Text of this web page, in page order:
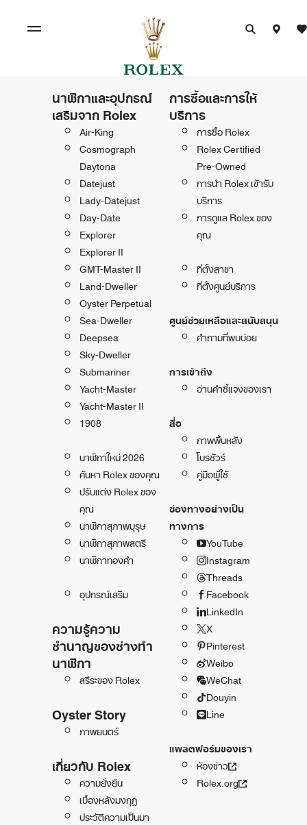
นาฬิกาและอุปกรณ์
เสริมจาก Rolex
Air-King
Cosmograph
Daytona
Datejust
Lady-Datejust
Day-Date
Explorer
Explorer II
GMT-Master II
Land-Dweller
Oyster Perpetual
Sea-Dweller
Deepsea
Sky-Dweller
Submariner
Yacht-Master
Yacht-Master II
1908
นาฬิกาใหม่ 2026
ค้นหา Rolex ของคุณ
ปรับแต่ง Rolex ของ
คุณ
นาฬิกาสุภาพบุรุษ
นาฬิกาสุภาพสตรี
นาฬิกาทองคำ
อุปกรณ์เสริม
ความรู้ความ
ชำนาญของช่างทำ
นาฬิกา
สรีระของ Rolex
Oyster Story
ภาพยนตร์
เกี่ยวกับ Rolex
ความยั่งยืน
เบื้องหลังมงกุฎ
ประวัติความเป็นมา
การซื้อและการให้
บริการ
การซื้อ Rolex
Rolex Certified
Pre-Owned
การนำ Rolex เข้ารับ
บริการ
การดูแล Rolex ของ
คุณ
ที่ตั้งสาขา
ที่ตั้งศูนย์บริการ
ศูนย์ช่วยเหลือและสนับสนุน
คำถามที่พบบ่อย
การเข้าถึง
อ่านคำชี้แจงของเรา
สื่อ
ภาพพื้นหลัง
โบรชัวร์
คู่มือผู้ใช้
ช่องทางอย่างเป็น
ทางการ
YouTube
Instagram
Threads
Facebook
LinkedIn
X
Pinterest
Weibo
WeChat
Douyin
Line
แพลตฟอร์มของเรา
ห้องข่าว
Rolex.org